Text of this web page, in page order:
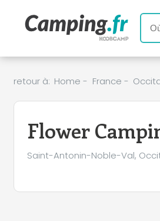
retour à: Home - France -
Flower
Saint-Antonin-Noble-Val,